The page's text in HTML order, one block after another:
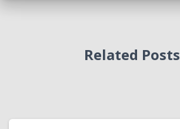
Related Posts